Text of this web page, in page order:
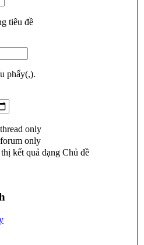
tiêu đề
phẩy(,).
only
only
kết quả dạng Chủ đề